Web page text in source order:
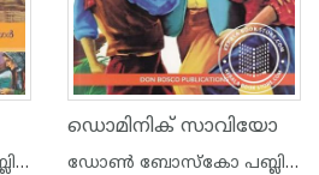
ഡോണ്‍ ബോസ്കോ പബ്ലിക്കേഷന്‍സ്
ഡൊമിനിക് സാവിയോ
ഡോണ്‍ ബോസ്കോ പബ്ലിക്കേഷന്‍സ്